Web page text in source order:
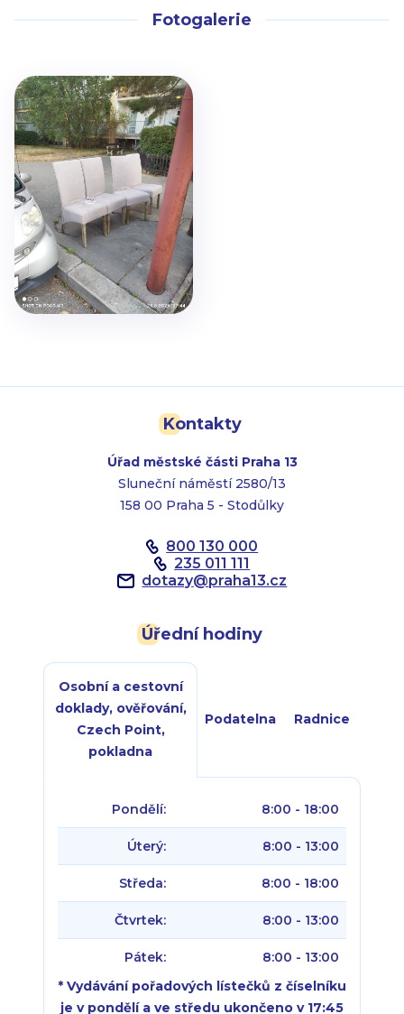
Fotogalerie
Kontakty
Úřad městské části Praha 13
Sluneční náměstí 2580/13
158 00 Praha 5 - Stodůlky
800 130 000
235 011 111
dotazy@praha13.cz
Úřední hodiny
Osobní a cestovní
doklady, ověřování,
Czech Point,
pokladna
Podatelna Radnice
Pondělí: 8:00 - 18:00
Úterý: 8:00 - 13:00
Středa: 8:00 - 18:00
Čtvrtek: 8:00 - 13:00
Pátek:
8:00 - 13:00
* Vydávání pořadových lístečků z číselníku
je v pondělí a ve středu ukončeno v 17:45